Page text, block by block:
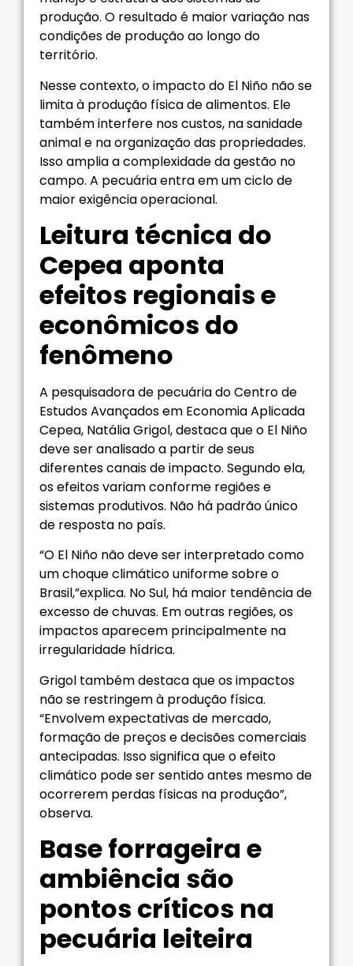
produção. O resultado é maior variação nas
condições de produção ao longo do
território.
Nesse contexto, o impacto do El Niño não se
limita à produção física de alimentos. Ele
também interfere nos custos, na sanidade
animal e na organização das propriedades.
Isso amplia a complexidade da gestão no
campo. A pecuária entra em um ciclo de
maior exigência operacional.
Leitura técnica do
Cepea aponta
efeitos regionais e
econômicos do
fenômeno
A pesquisadora de pecuária do Centro de
Estudos Avançados em Economia Aplicada
Cepea, Natália Grigol, destaca que o El Niño
deve ser analisado a partir de seus
diferentes canais de impacto. Segundo ela,
os efeitos variam conforme regiões e
sistemas produtivos. Não há padrão único
de resposta no país.
“O El Niño não deve ser interpretado como
um choque climático uniforme sobre o
Brasil,”explica. No Sul, há maior tendência de
excesso de chuvas. Em outras regiões, os
impactos aparecem principalmente na
irregularidade hídrica.
Grigol também destaca que os impactos
não se restringem à produção física.
“Envolvem expectativas de mercado,
formação de preços e decisões comerciais
antecipadas. Isso significa que o efeito
climático pode ser sentido antes mesmo de
ocorrerem perdas físicas na produção”,
observa.
Base forrageira e
ambiência são
pontos críticos na
pecuária leiteira